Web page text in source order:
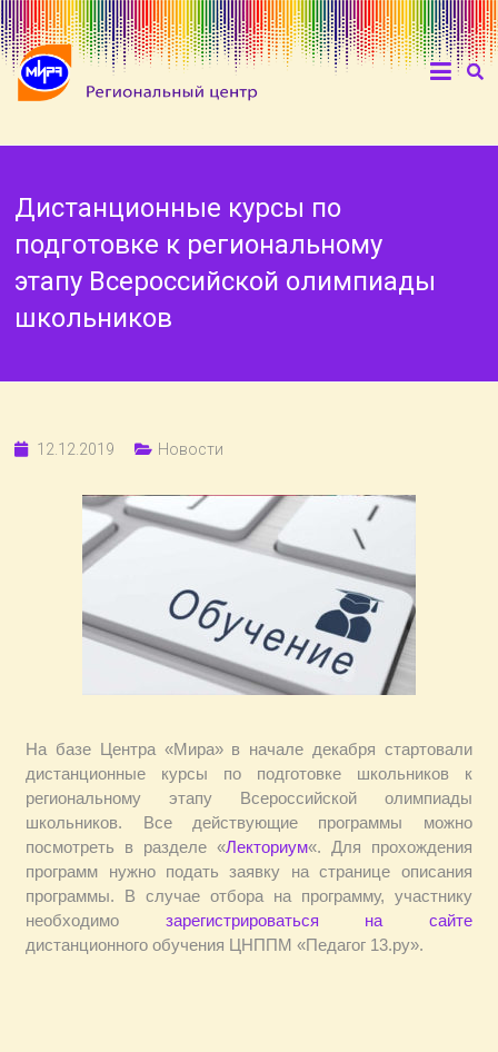
Дистанционные курсы по
подготовке к региональному
этапу Всероссийской олимпиады
школьников
12.12.2019 Новости
На базе Центра «Мира» в начале декабря стартовали
дистанционные курсы по подготовке школьников к
региональному этапу Всероссийской олимпиады
школьников. Все действующие программы можно
посмотреть в разделе «Лекториум«. Для прохождения
программ нужно подать заявку на странице описания
программы. В случае отбора на программу, участнику
необходимо зарегистрироваться на сайте
дистанционного обучения ЦНППМ «Педагог 13.ру».